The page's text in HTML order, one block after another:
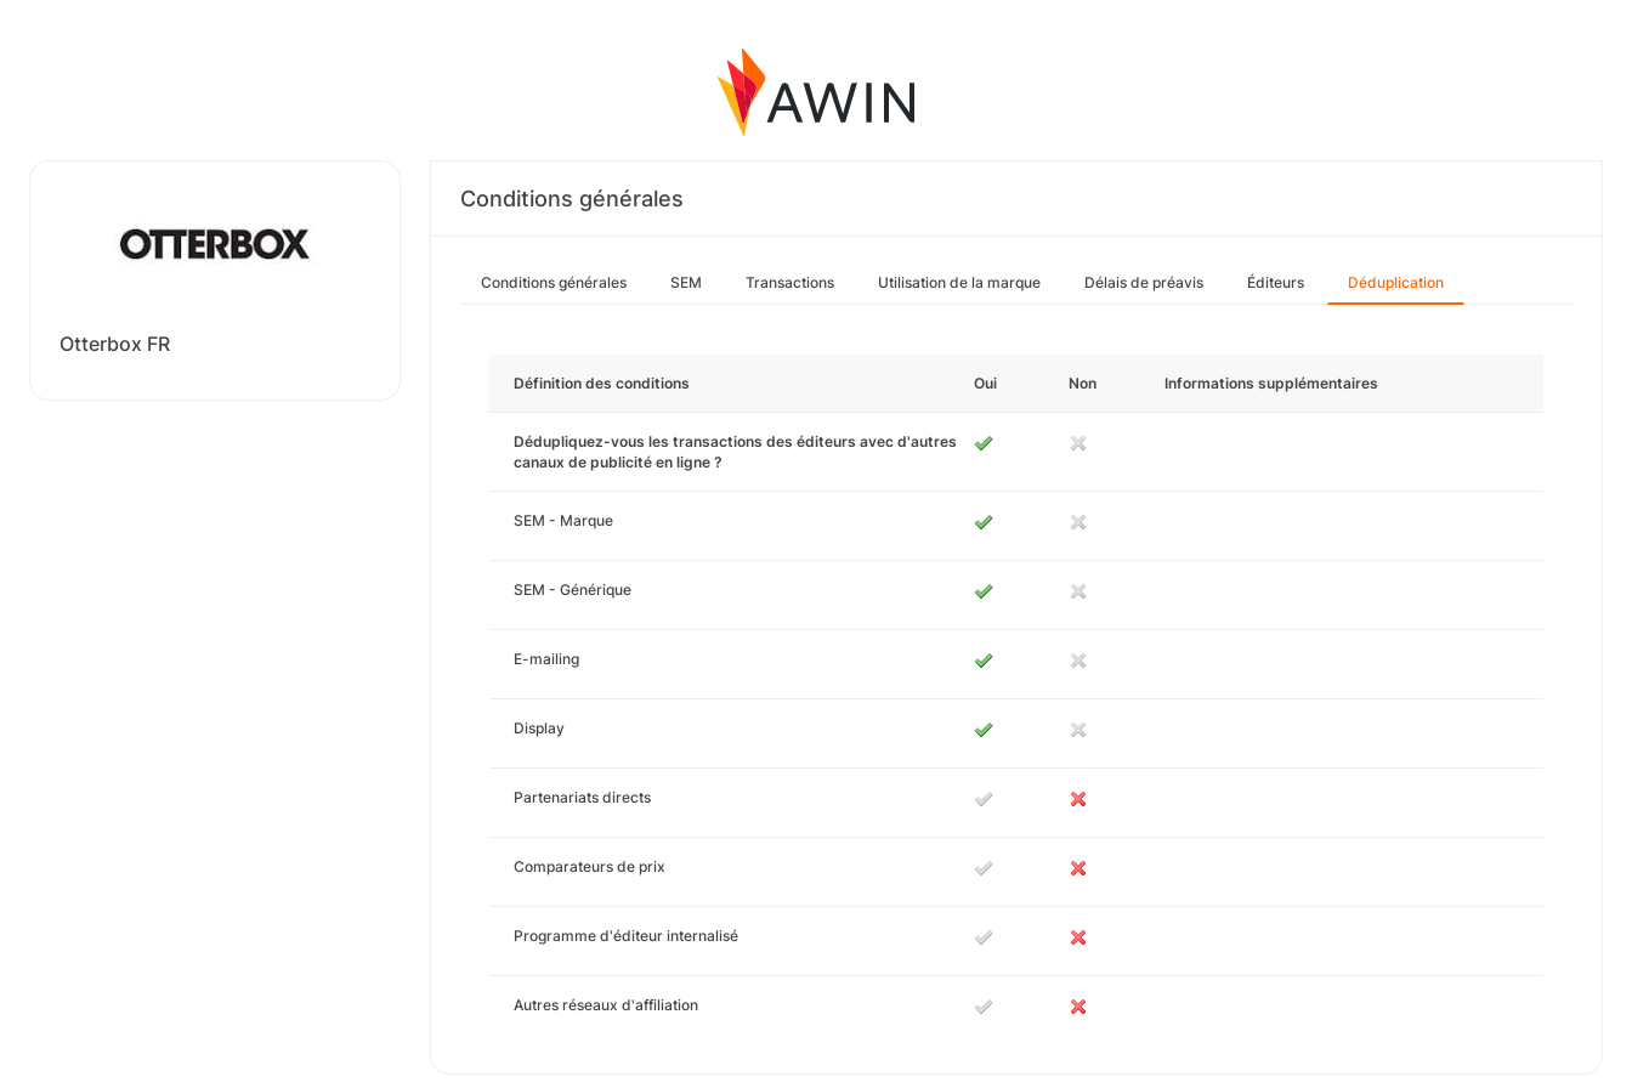
Otterbox FR
Conditions générales
Conditions générales SEM Transactions Utilisation de la marque Délais de préavis Éditeurs Déduplication
Définition des conditions Oui Non Informations supplémentaires
Dédupliquez-vous les transactions des éditeurs avec d'autres
canaux de publicité en ligne ?
SEM - Marque
SEM - Générique
E-mailing
Display
Partenariats directs
Comparateurs de prix
Programme d'éditeur internalisé
Autres réseaux d'affiliation